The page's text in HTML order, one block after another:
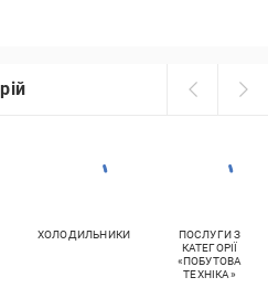
та обігрів
кольору
ХОЛОДИЛЬНИКИ
ПОСЛУГИ З
КАТЕГОРІЇ
«ПОБУТОВА
ТЕХНІКА»